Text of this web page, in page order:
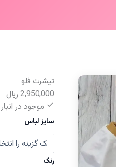
تیشرت فلو
2,950,000 ﷼
موجود در انبار
سایز لباس
رنگ